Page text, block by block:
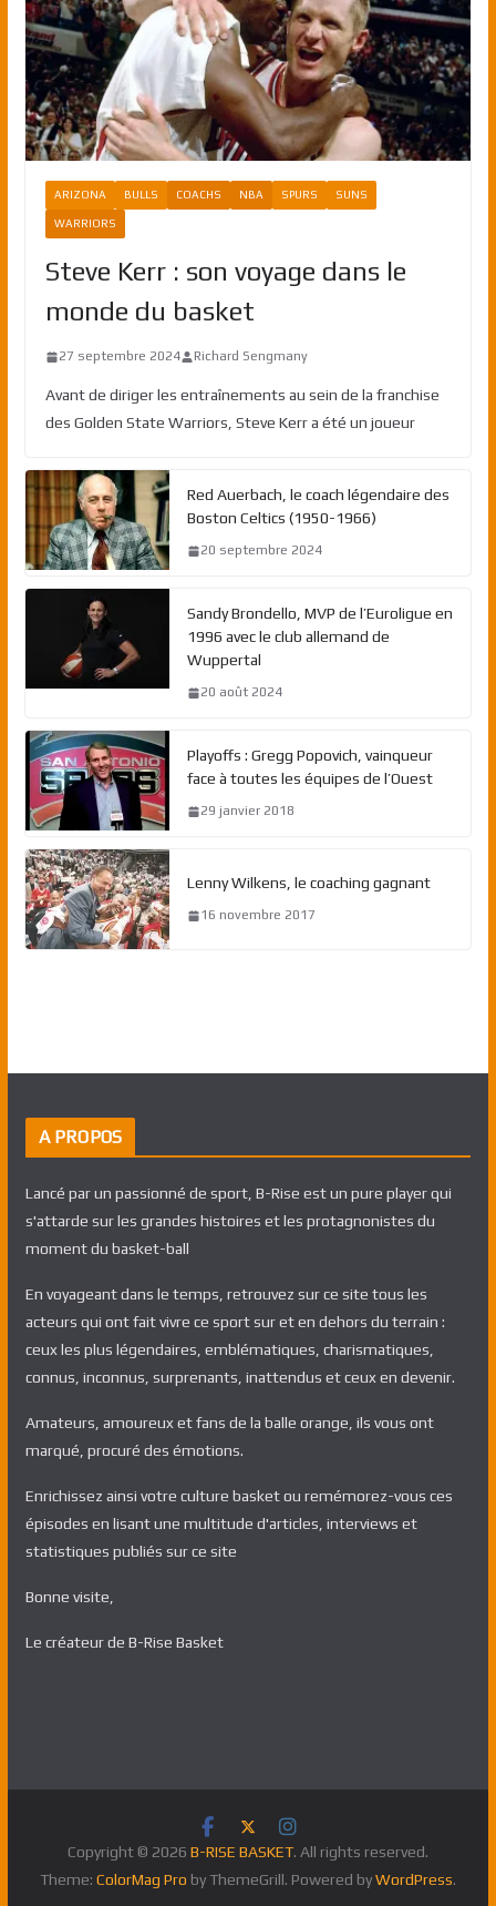
ARIZONA BULLS COACHS NBA SPURS SUNS
WARRIORS
Steve Kerr : son voyage dans le
monde du basket
27 septembre 2024 Richard Sengmany
Avant de diriger les entraînements au sein de la franchise
des Golden State Warriors, Steve Kerr a été un joueur
Red Auerbach, le coach légendaire des
Boston Celtics (1950-1966)
20 septembre 2024
Sandy Brondello, MVP de l’Euroligue en
1996 avec le club allemand de
Wuppertal
20 août 2024
Playoffs : Gregg Popovich, vainqueur
face à toutes les équipes de l’Ouest
29 janvier 2018
Lenny Wilkens, le coaching gagnant
16 novembre 2017
A PROPOS
Lancé par un passionné de sport, B-Rise est un pure player qui
s'attarde sur les grandes histoires et les protagnonistes du
moment du basket-ball
En voyageant dans le temps, retrouvez sur ce site tous les
acteurs qui ont fait vivre ce sport sur et en dehors du terrain :
ceux les plus légendaires, emblématiques, charismatiques,
connus, inconnus, surprenants, inattendus et ceux en devenir.
Amateurs, amoureux et fans de la balle orange, ils vous ont
marqué, procuré des émotions.
Enrichissez ainsi votre culture basket ou remémorez-vous ces
épisodes en lisant une multitude d'articles, interviews et
statistiques publiés sur ce site
Bonne visite,
Le créateur de B-Rise Basket
Copyright © 2026 B-RISE BASKET. All rights reserved.
Theme: ColorMag Pro by ThemeGrill. Powered byWordPress.